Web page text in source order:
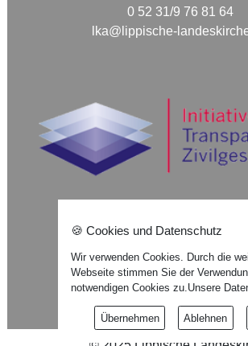
0 52 31/9 76 81 64
lka@lippische-
Impressum
Datenschutzerklärung
🍪 Cookies und Datenschutz
Wir verwenden Cookies. Durch die
Webseite stimmen Sie der
notwendigen Cookies zu.Unsere
Übernehmen Ablehnen